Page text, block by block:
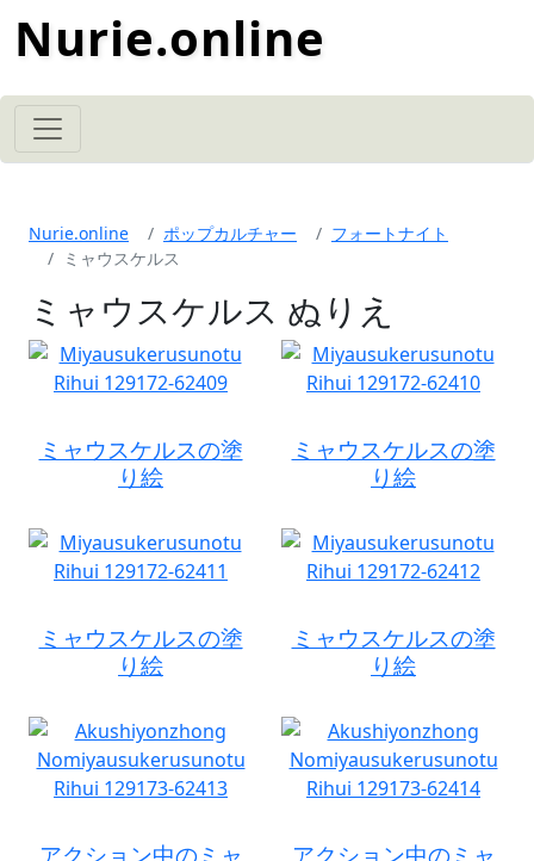
Nurie.online
Nurie.online ポップカルチャー
フォートナイト
ミャウスケルス
ミャウスケルス ぬりえ
ミャウスケルスの塗
り絵
ミャウスケルスの塗
り絵
ミャウスケルスの塗
り絵
ミャウスケルスの塗
り絵
アクション中のミャ
アクション中のミャ